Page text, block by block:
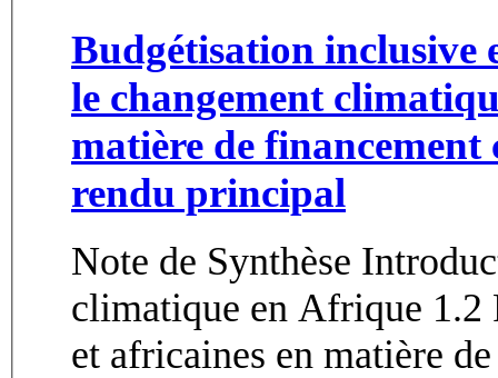
Budgétisation inclusive
le changement
matière de
rendu principal
Note de Synthèse Introduction 1.1 Impact du changement
climatique en Afrique 1.2
et africaines en matière